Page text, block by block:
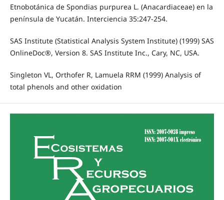
Etnobotánica de Spondias purpurea L. (Anacardiaceae) en la
península de Yucatán. Interciencia 35:247-254.
SAS Institute (Statistical Analysis System Institute) (1999) SAS
OnlineDoc®, Version 8. SAS Institute Inc., Cary, NC, USA.
Singleton VL, Orthofer R, Lamuela RRM (1999) Analysis of
total phenols and other oxidation